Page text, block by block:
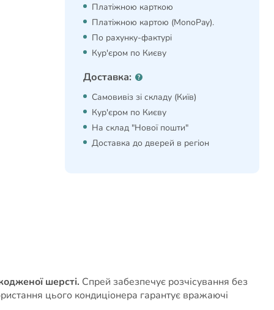
Платіжною карткою
Платіжною картою (MonoPay).
По рахунку-фактурі
Кур'єром по Києву
Доставка:
Самовивіз зі складу (Київ)
Кур'єром по Києву
На склад "Нової пошти"
Доставка до дверей в регіон
шерсті. Cпрей забезпечує розчісування без
цього кондиціонера гарантує вражаючі